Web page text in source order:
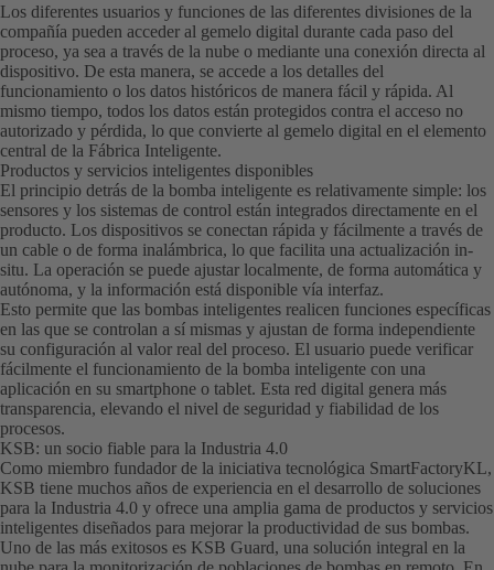
Los diferentes usuarios y funciones de las diferentes divisiones de la
compañía pueden acceder al gemelo digital durante cada paso del
proceso, ya sea a través de la nube o mediante una conexión directa al
dispositivo. De esta manera, se accede a los detalles del
funcionamiento o los datos históricos de manera fácil y rápida. Al
mismo tiempo, todos los datos están protegidos contra el acceso no
autorizado y pérdida, lo que convierte al gemelo digital en el elemento
central de la Fábrica Inteligente.
Productos y servicios inteligentes disponibles
El principio detrás de la bomba inteligente es relativamente simple: los
sensores y los sistemas de control están integrados directamente en el
producto. Los dispositivos se conectan rápida y fácilmente a través de
un cable o de forma inalámbrica, lo que facilita una actualización in-
situ. La operación se puede ajustar localmente, de forma automática y
autónoma, y ​​la información está disponible vía interfaz.
Esto permite que las bombas inteligentes realicen funciones específicas
en las que se controlan a sí mismas y ajustan de forma independiente
su configuración al valor real del proceso. El usuario puede verificar
fácilmente el funcionamiento de la bomba inteligente con una
aplicación en su smartphone o tablet. Esta red digital genera más
transparencia, elevando el nivel de seguridad y fiabilidad de los
procesos.
KSB: un socio fiable para la Industria 4.0
Como miembro fundador de la iniciativa tecnológica SmartFactoryKL,
KSB tiene muchos años de experiencia en el desarrollo de soluciones
para la Industria 4.0 y ofrece una amplia gama de productos y servicios
inteligentes diseñados para mejorar la productividad de sus bombas.
Uno de las más exitosos es KSB Guard, una solución integral en la